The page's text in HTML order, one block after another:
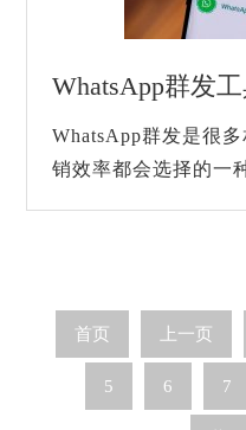
WhatsApp群发
WhatsApp群发是很
销效率都会选择的一
首页 上一页
5 6 7